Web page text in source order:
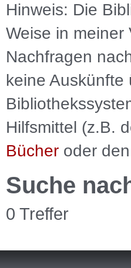
Hinweis: Die
Weise in
Nachfragen
keine Auskünfte
Hilfsmittel (z.B.
Bücher oder
Suche
0 Treffer